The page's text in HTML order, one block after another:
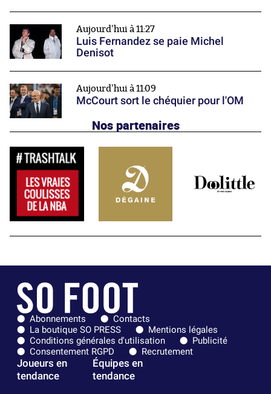
Aujourd'hui à 11:27
Luis Fernandez se paie Michel
Denisot
Aujourd'hui à 11:09
McCourt sort le chéquier pour l'OM
Nos partenaires
Abonnements
Contacts
La boutique SO PRESS
Mentions légales
Conditions générales d'utilisation
Publicité
Consentement RGPD
Recrutement
Joueurs en
tendance
Équipes en
tendance